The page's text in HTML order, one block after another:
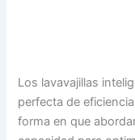
Los lavavajillas
perfecta de
forma en que